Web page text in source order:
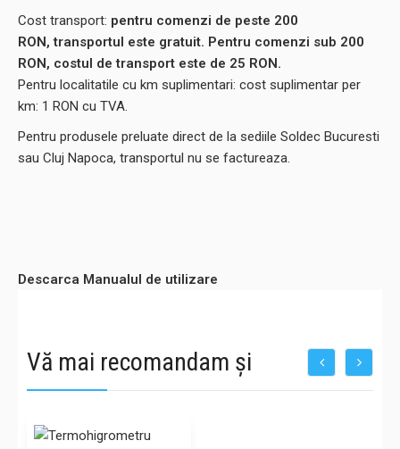
Cost transport: pentru comenzi de peste 200
RON, transportul este gratuit. Pentru comenzi sub 200
RON, costul de transport este de 25 RON.
Pentru localitatile cu km suplimentari: cost suplimentar per
km: 1 RON cu TVA.
Pentru produsele preluate direct de la sediile Soldec Bucuresti
sau Cluj Napoca, transportul nu se factureaza.
Descarca Manualul de utilizare
Vă mai recomandam și